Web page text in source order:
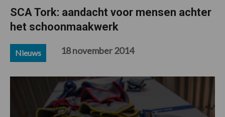
schoonmaak
SCA Tork: aandacht voor mensen achter
het schoonmaakwerk
Nieuws 18 november 2014